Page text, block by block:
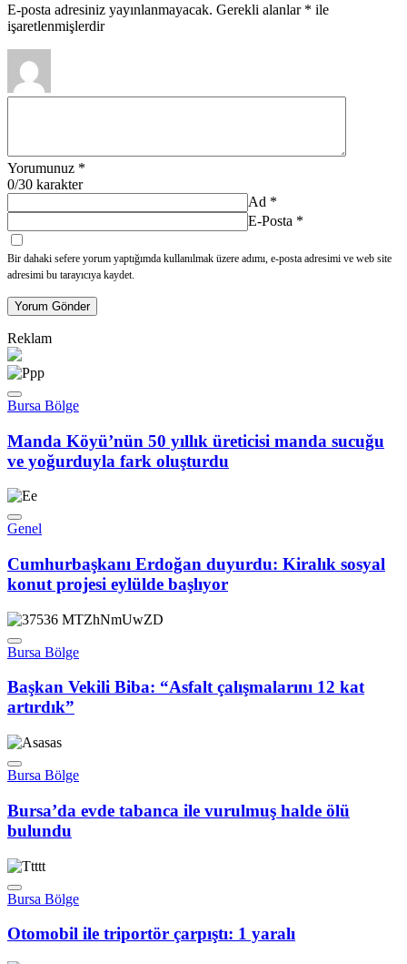
E-posta adresiniz yayınlanmayacak. Gerekli alanlar * ile
işaretlenmişlerdir
Yorumunuz *
0/30 karakter
Ad *
E-Posta *
Bir dahaki sefere yorum yaptığımda kullanılmak üzere adımı, e-posta adresimi ve web site
adresimi bu tarayıcıya kaydet.
Yorum Gönder
Reklam
Bursa Bölge
Manda Köyü’nün 50 yıllık üreticisi manda sucuğu
ve yoğurduyla fark oluşturdu
Genel
Cumhurbaşkanı Erdoğan duyurdu: Kiralık sosyal
konut projesi eylülde başlıyor
Bursa Bölge
Başkan Vekili Biba: “Asfalt çalışmalarını 12 kat
artırdık”
Bursa Bölge
Bursa’da evde tabanca ile vurulmuş halde ölü
bulundu
Bursa Bölge
Otomobil ile triportör çarpıştı: 1 yaralı